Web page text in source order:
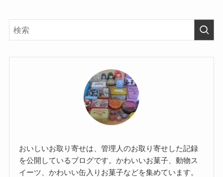
おいしいお取り寄せは、管理人のお取り寄せした記録
を公開しているブログです。かわいいお菓子、動物ス
イーツ、かわいい缶入りお菓子などを集めています。